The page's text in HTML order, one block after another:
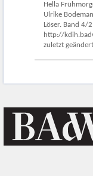
Hella
Ulrike
Löser. Band 4/
http://
zuletzt